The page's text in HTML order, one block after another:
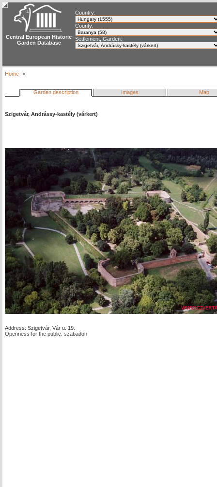
Central European Historic
Garden Database
Country:
County:
Settlement, Garden:
Home ->
Garden description Images Map
Szigetvár, Andrássy-kastély (várkert)
Address: Szigetvár, Vár u. 19.
Openness for the public: szabadon